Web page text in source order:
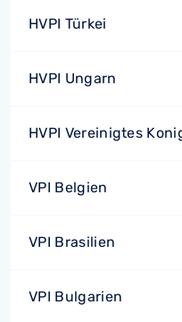
HVPI Türkei
HVPI Ungarn
HVPI Vereinigtes
VPI Belgien
VPI Brasilien
VPI Bulgarien